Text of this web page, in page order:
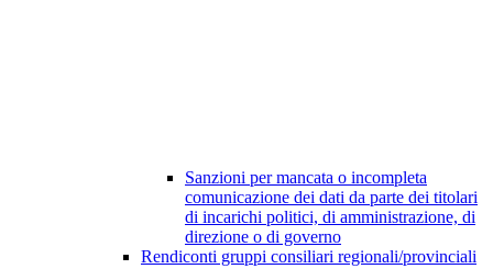
Sanzioni per mancata o incompleta
comunicazione dei dati da parte dei titolari
di incarichi politici, di amministrazione, di
direzione o di governo
Rendiconti gruppi consiliari regionali/provinciali